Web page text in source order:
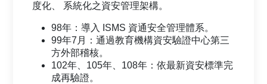
度化、 系統化之資安管理架構。
98年：導入 ISMS 資通安全管理體系。
99年7月：通過教育機構資安驗證中心第三
方外部稽核。
102年、105年、108年：依最新資安標準完
成再驗證。